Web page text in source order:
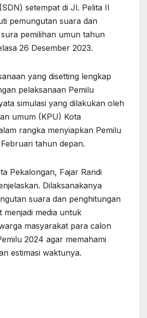
setempat di Jl. Pelita II
pemungutan suara dan
pemilihan umun tahun
26 Desember 2023.
yang disetting lengkap
pelaksanaan Pemilu
simulasi yang dilakukan oleh
umum (KPU) Kota
rangka menyiapkan Pemilu
tahun depan.
Pekalongan, Fajar Randi
Dilaksanakanya
suara dan penghitungan
menjadi media untuk
masyarakat para calon
2024 agar memahami
estimasi waktunya.